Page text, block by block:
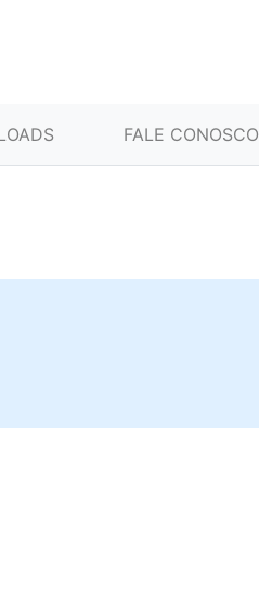
FALE CONOSCO